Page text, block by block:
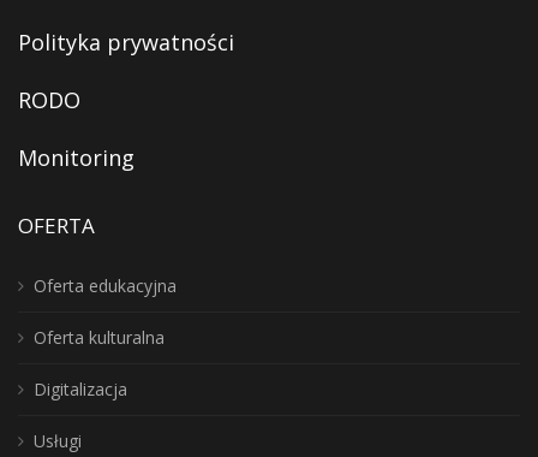
Polityka prywatności
RODO
Monitoring
OFERTA
Oferta edukacyjna
Oferta kulturalna
Digitalizacja
Usługi